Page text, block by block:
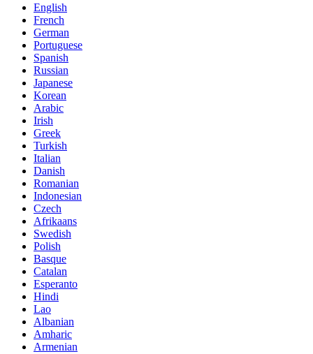
English
French
German
Portuguese
Spanish
Russian
Japanese
Korean
Arabic
Irish
Greek
Turkish
Italian
Danish
Romanian
Indonesian
Czech
Afrikaans
Swedish
Polish
Basque
Catalan
Esperanto
Hindi
Lao
Albanian
Amharic
Armenian